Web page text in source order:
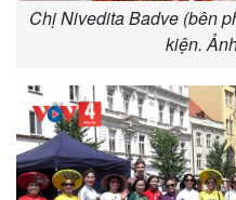
Chị Nivedita Badve (bên
kiện.